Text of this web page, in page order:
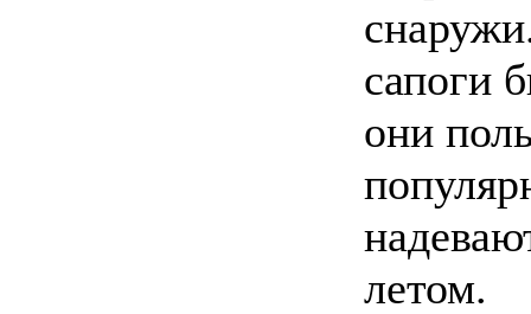
сапоги
они
летом.